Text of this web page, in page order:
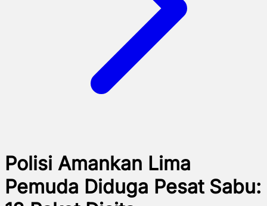
Polisi Amankan Lima
Pemuda Diduga Pesat Sabu: